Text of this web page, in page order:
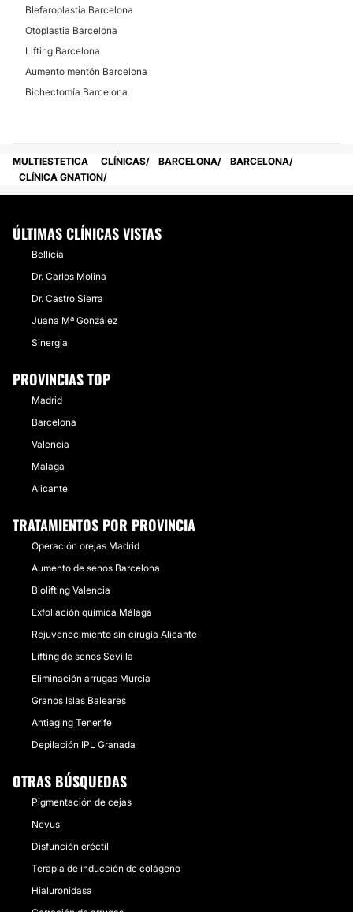
Financiación o facilidades de pago:
No
Blefaroplastia Barcelona
Otoplastia Barcelona
Lifting Barcelona
Aumento mentón Barcelona
Bichectomía Barcelona
MULTIESTETICA CLÍNICAS BARCELONA
BARCELONA
CLÍNICA GNATION
ÚLTIMAS CLÍNICAS VISTAS
Bellicia
Dr. Carlos Molina
Dr. Castro Sierra
Juana Mª González
Sinergia
PROVINCIAS TOP
Madrid
Barcelona
Valencia
Málaga
Alicante
TRATAMIENTOS POR PROVINCIA
Operación orejas Madrid
Aumento de senos Barcelona
Biolifting Valencia
Exfoliación química Málaga
Rejuvenecimiento sin cirugía Alicante
Lifting de senos Sevilla
Eliminación arrugas Murcia
Granos Islas Baleares
Antiaging Tenerife
Depilación IPL Granada
OTRAS BÚSQUEDAS
Pigmentación de cejas
Nevus
Disfunción eréctil
Terapia de inducción de colágeno
Hialuronidasa